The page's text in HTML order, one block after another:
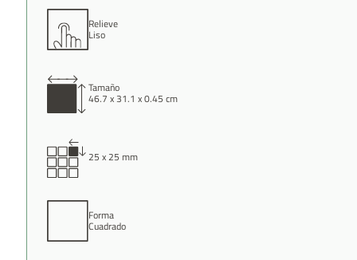
Relieve
Liso
Tamaño
46.7 x 31.1 x 0.45 cm
25 x 25 mm
Forma
Cuadrado